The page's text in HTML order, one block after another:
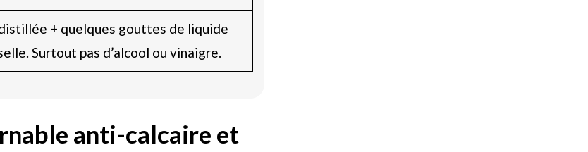
+ quelques gouttes de liquide
Surtout pas d’alcool ou vinaigre.
anti-calcaire et